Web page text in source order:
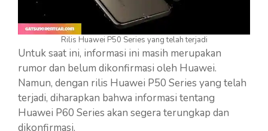
Rilis Huawei P50 Series yang telah terjadi
Untuk saat ini, informasi ini masih merupakan
rumor dan belum dikonfirmasi oleh Huawei.
Namun, dengan rilis Huawei P50 Series yang telah
terjadi, diharapkan bahwa informasi tentang
Huawei P60 Series akan segera terungkap dan
dikonfirmasi.